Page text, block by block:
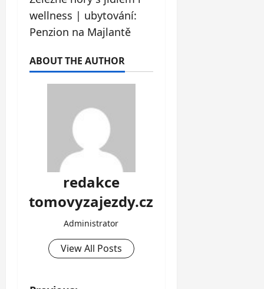
wellness | ubytování:
Penzion na Majlantě
ABOUT THE AUTHOR
redakce
tomovyzajezdy.cz
Administrator
View All Posts